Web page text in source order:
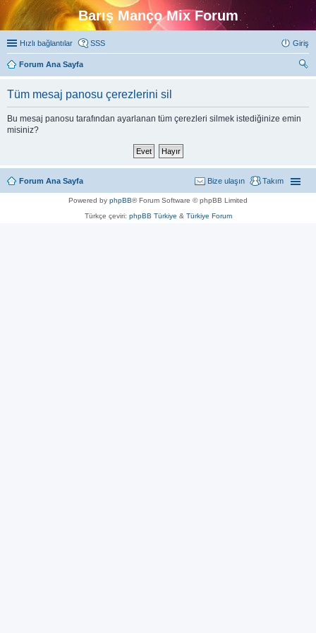
Barış Manço Mix Forum
Hızlı bağlantılar SSS Giriş
Forum Ana Sayfa
Tüm mesaj panosu çerezlerini sil
Bu mesaj panosu tarafından ayarlanan tüm çerezleri silmek istediğinize emin
misiniz?
Forum Ana Sayfa Takım
Bize ulaşın
Powered by phpBB® Forum Software © phpBB Limited
Türkçe çeviri: phpBB Türkiye & Türkiye Forum